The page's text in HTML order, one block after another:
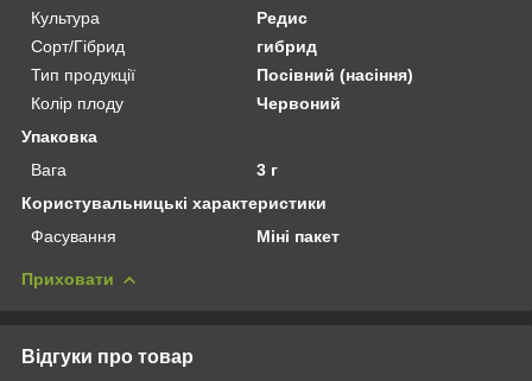
Культура
Редис
Сорт/Гібрид
гибрид
Тип продукції
Посівний (насіння)
Колір плоду
Червоний
Упаковка
Вага
3 г
Користувальницькі характеристики
Фасування
Міні пакет
Приховати
Відгуки про товар